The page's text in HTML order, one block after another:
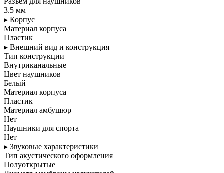
3.5 мм
▸ Корпус
Материал корпуса
Пластик
▸ Внешний вид и конструкция
Тип конструкции
Внутриканальные
Цвет наушников
Белый
Материал корпуса
Пластик
Материал амбушюр
Нет
Наушники для спорта
Нет
▸ Звуковые характеристики
Тип акустического оформления
Полуоткрытые